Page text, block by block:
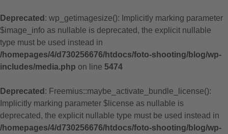
Deprecated : wp_getimagesize(): Implicitly marking parameter
$image_info as nullable is deprecated, the explicit nullable
type must be used instead in
/homepages/4/d730256676/htdocs/foto-shooting/blog/wp-
includes/media.php on line 5474
Deprecated : Freemius::maybe_activate_bundle_license():
Implicitly marking parameter $license as nullable is
deprecated, the explicit nullable type must be used instead in
/homepages/4/d730256676/htdocs/foto-shooting/blog/wp-